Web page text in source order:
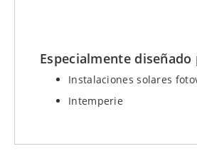
Especialmente diseñado
Instalaciones solares
Intemperie